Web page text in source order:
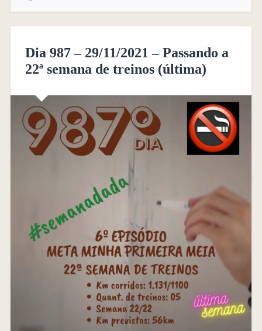
Dia 987 – 29/11/2021 – Passando a
22ª semana de treinos (última)